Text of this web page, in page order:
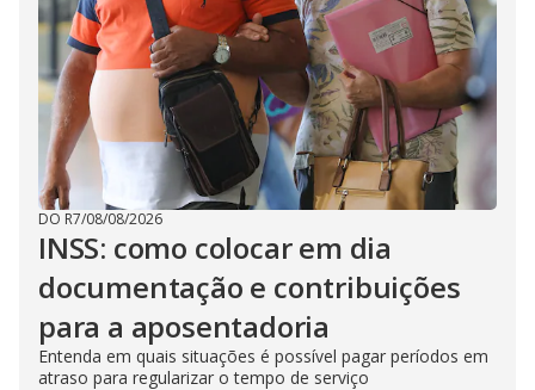
DO R7/08/08/2026
INSS: como colocar em dia
documentação e contribuições
para a aposentadoria
Entenda em quais situações é possível pagar períodos em
atraso para regularizar o tempo de serviço